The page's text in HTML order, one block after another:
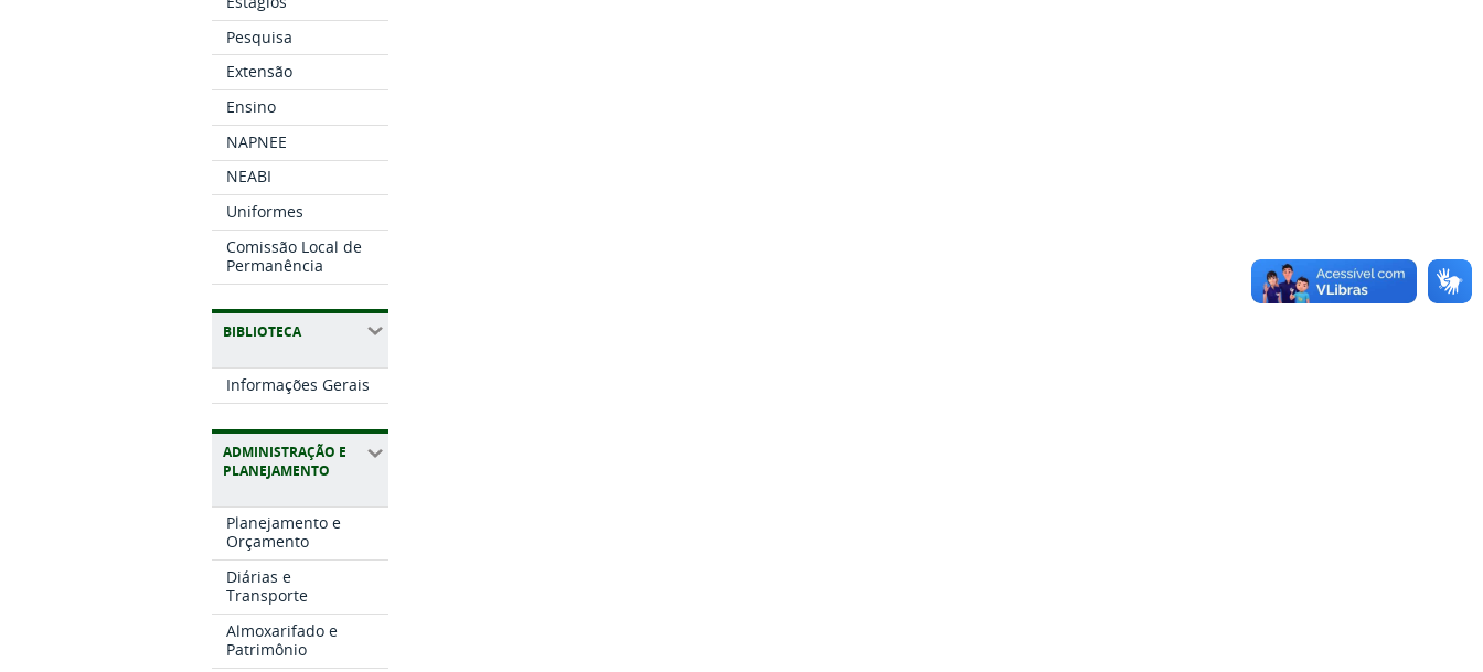
Pesquisa
Extensão
Ensino
NAPNEE
NEABI
Uniformes
Comissão Local de
Permanência
BIBLIOTECA
Informações Gerais
ADMINISTRAÇÃO E
PLANEJAMENTO
Planejamento e
Orçamento
Diárias e
Transporte
Almoxarifado e
Patrimônio